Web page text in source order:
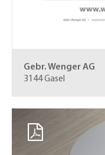
Gebr. Wenger AG
3144 Gasel